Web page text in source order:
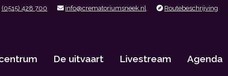
(0515) 428 700 info@crematoriumsneek.nl Routebeschrijving
De uitvaart Livestream Agenda